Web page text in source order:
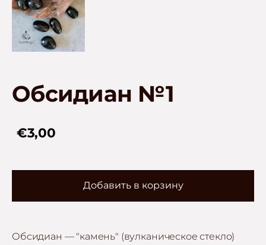
Обсидиан №1
€3,00
Добавить в корзину
Обсидиан — "камень" (вулканическое стекло)